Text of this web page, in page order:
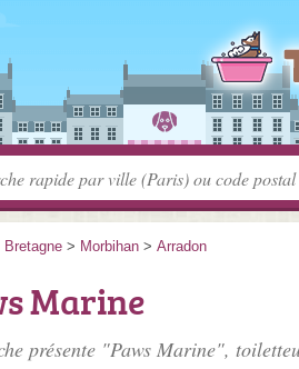
Bretagne > Morbihan > Arradon
Marine
présente "Paws Marine",